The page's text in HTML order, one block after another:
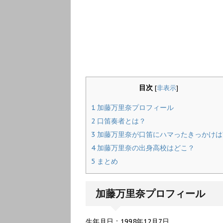
目次 [非表示]
1 加藤万里奈プロフィール
2 口笛奏者とは？
3 加藤万里奈が口笛にハマったきっかけ
4加藤万里奈の出身高校はどこ？
5 まとめ
加藤万里奈プロフィール